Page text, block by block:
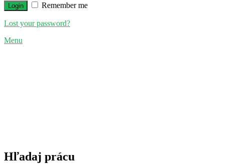
Remember me
Lost your password?
Menu
Hľadaj prácu